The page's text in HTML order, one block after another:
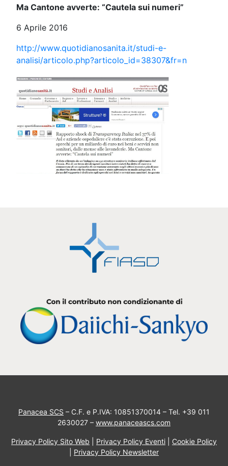
Ma Cantone avverte: “Cautela sui numeri”
6 Aprile 2016
http://www.quotidianosanita.it/studi-e-
analisi/articolo.php?articolo_id=38307&fr=n
Panacea SCS – C.F. e P.IVA: 10851370014 – Tel. +39 011
2630027 – www.panaceascs.com
Privacy Policy Sito Web Privacy Policy Eventi
Cookie Policy
Privacy Policy Newsletter